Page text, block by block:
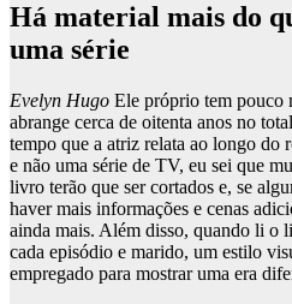
Há material mais do
uma série
Evelyn Hugo Ele próprio tem pouco
abrange cerca de oitenta anos no
tempo que a atriz relata ao longo do
e não uma série de TV, eu sei que
livro terão que ser cortados e, se
haver mais informações e cenas
ainda mais. Além disso, quando li o
cada episódio e marido, um estilo
empregado para mostrar uma era